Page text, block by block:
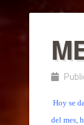
Hoy se
del mes,